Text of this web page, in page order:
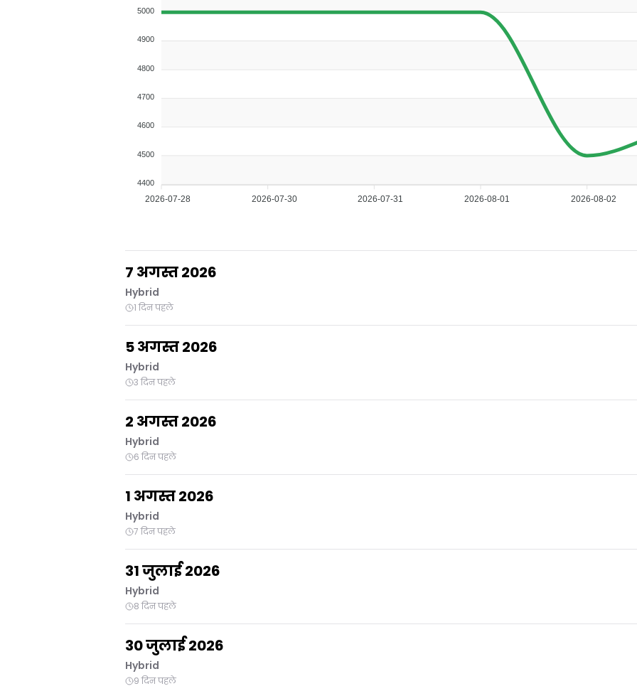
5000
4900
4800
4700
4600
4500
4400
2026-07-28 2026-07-30 2026-07-31 2026-08-01 2026-08-02
7 अगस्त 2026
Hybrid
1 दिन पहले
5 अगस्त 2026
Hybrid
3 दिन पहले
2 अगस्त 2026
Hybrid
6 दिन पहले
1 अगस्त 2026
Hybrid
7 दिन पहले
31 जुलाई 2026
Hybrid
8 दिन पहले
30 जुलाई 2026
Hybrid
9 दिन पहले